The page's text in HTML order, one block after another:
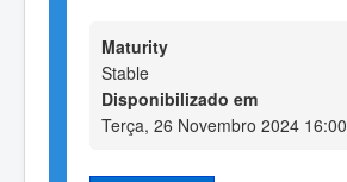
Maturity
Stable
Disponibilizado em
Terça, 26 Novembro 2024 16:00